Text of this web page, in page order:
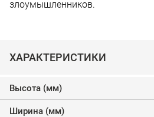
злоумышленников.
ХАРАКТЕРИСТИКИ
Высота (мм)
Ширина (мм)